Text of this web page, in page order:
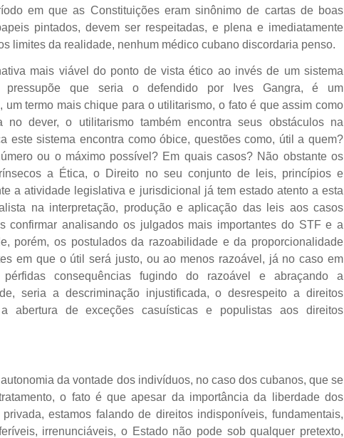
em que as Constituições eram sinônimo de cartas de boas
pintados, devem ser respeitadas, e plena e imediatamente
limites da realidade, nenhum médico cubano discordaria penso.
mais viável do ponto de vista ético ao invés de um sistema
pressupõe que seria o defendido por Ives Gangra, é um
um termo mais chique para o utilitarismo, o fato é que assim como
no dever, o utilitarismo também encontra seus obstáculos na
este sistema encontra como óbice, questões como, útil a quem?
ou o máximo possível? Em quais casos? Não obstante os
a Ética, o Direito no seu conjunto de leis, princípios e
a atividade legislativa e jurisdicional já tem estado atento a esta
na interpretação, produção e aplicação das leis aos casos
confirmar analisando os julgados mais importantes do STF e a
porém, os postulados da razoabilidade e da proporcionalidade
em que o útil será justo, ou ao menos razoável, já no caso em
consequências fugindo do razoável e abraçando a
seria a descriminação injustificada, o desrespeito a direitos
abertura de exceções casuísticas e populistas aos direitos
da vontade dos indivíduos, no caso dos cubanos, que se
o fato é que apesar da importância da liberdade dos
estamos falando de direitos indisponíveis, fundamentais,
irrenunciáveis, o Estado não pode sob qualquer pretexto,